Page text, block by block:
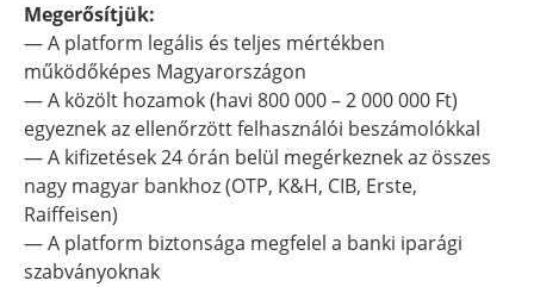
Megerősítjük:
— A platform legális és teljes mértékben
működőképes Magyarországon
— A közölt hozamok (havi 800 000 – 2 000 000 Ft)
egyeznek az ellenőrzött felhasználói beszámolókkal
— A kifizetések 24 órán belül megérkeznek az összes
nagy magyar bankhoz (OTP, K&H, CIB, Erste,
Raiffeisen)
— A platform biztonsága megfelel a banki iparági
szabványoknak